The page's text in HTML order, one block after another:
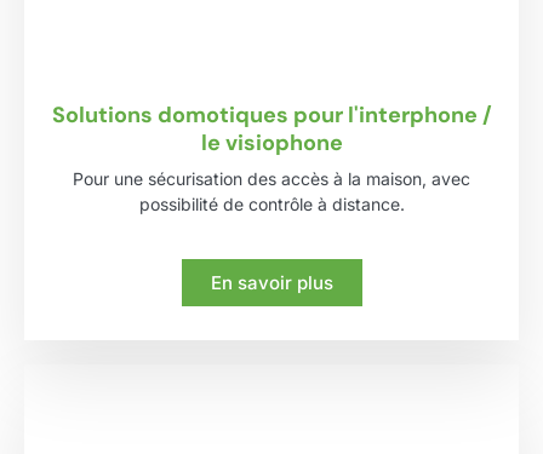
Solutions domotiques pour l'interphone /
le visiophone
Pour une sécurisation des accès à la maison, avec
possibilité de contrôle à distance.
En savoir plus